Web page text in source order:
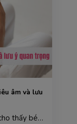
âm và lưu
Tim thai đập là dấu hiệu đầu tiên cho thấy bé đang lớn lên khỏe mạnh trong bụng mẹ, mang đến niềm hạ...